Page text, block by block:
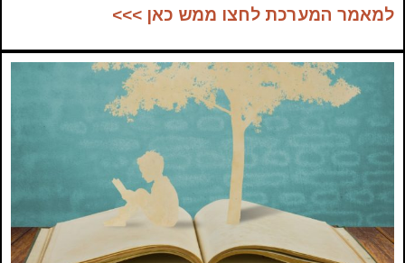
למאמר המערכת לחצו ממש כאן >>>